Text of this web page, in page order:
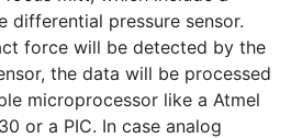
differential pressure sensor.
force will be detected by the
the data will be processed
microprocessor like a Atmel
or a PIC. In case analog